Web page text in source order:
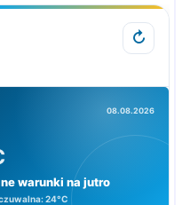
↻
08.08.2026
warunki na jutro
24°C